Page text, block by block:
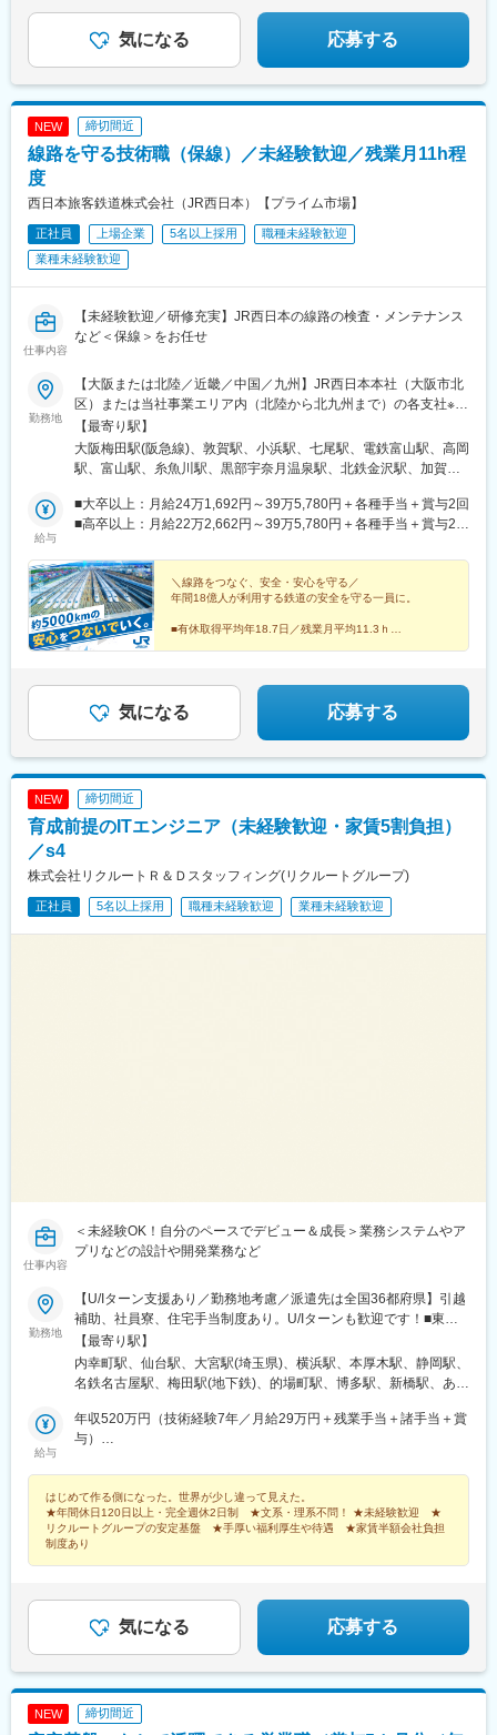
池山王駅、東池袋四丁目駅、西武新宿駅、六本木一丁目駅、日比
谷駅、西新宿五丁目駅、お台場海浜公園駅、永田町駅、参宮橋
駅、芝公園駅、田原町駅(東京都)、浅草橋駅、西大島駅、岩本町
日駅、平安通駅、大須観音駅、中洲川端駅、西鉄福岡駅、二本木
口駅、スタジアムシティノース駅、七ツ屋駅、足羽山公園口駅、
横川一丁目駅、袋町駅、バスセンター前駅、片原町駅(香川県)、高
気になる 応募する
NEW 締切間近
線路を守る技術職（保線）／未経験歓迎／残業月11h程
度
西日本旅客鉄道株式会社（JR西日本）【プライム市場】
正社員 上場企業 5名以上採用
職種未経験歓迎
業種未経験歓迎
仕事内容
【未経験歓迎／研修充実】JR西日本の線路の検査・メンテナンス
など＜保線＞をお任せ
勤務地
【大阪または北陸／近畿／中国／九州】JR西日本本社（大阪市北
区）または当社事業エリア内（北陸から北九州まで）の各支社※可
能な限り希望に沿って配属します※I・Uターン歓迎※受動喫煙対
策：敷地内喫煙可能場所あり■北陸新潟県（糸魚川）富山県（富
山、高岡）石川県（金沢、七尾、羽咋、白山、加賀）福井県（福
府（京都、福知山）大阪府（大阪、高槻、堺）兵庫県（神戸、明
石、姫路、加古川、豊岡、神崎郡神河町、丹波篠山）奈良県（奈
気郡和気町、笠岡、新見、総社、倉敷、津山）鳥取県（米子、鳥
取）島根県（松江、浜田、出雲）広島県（広島、福山、三原）山
口県（山口、周南、下関）■九州福岡県（福岡)
【最寄り駅】
大阪梅田駅(阪急線)、敦賀駅、小浜駅、七尾駅、電鉄富山駅、高岡
駅、富山駅、糸魚川駅、黒部宇奈月温泉駅、北鉄金沢駅、加賀笠
津駅(滋賀県)、米原駅、近江八幡駅、貴生川駅、堅田駅、近江今津
駅、近江塩津駅、京都駅、東野駅(京都府)、新田駅(京都府)、亀岡
(大阪府・阪急線)、西中島南方駅、尼崎駅(東海道本線)、川西池田
駅、天王寺駅、森ノ宮駅、京橋駅(大阪府)、四天王寺前夕陽ケ丘
駅、富木駅、日根野駅、王寺駅、木津駅(京都府)、津田駅、伊賀上
野駅、高田駅(奈良県)、兵庫駅、芦屋駅(東海道本線)、西明石駅、
姫路駅、加古川駅、西脇市駅、相生駅(兵庫県)、太市駅、和歌山
知山駅、綾部駅、篠山口駅、豊岡駅(兵庫県)、寺前駅、大阪阿部野
橋駅、ハーバーランド駅、瀬戸駅、和気駅、備前三門駅、津山
駅、茶屋町駅、倉敷駅、総社駅、新見駅、福山駅、笠岡駅、尾道
井駅、周防下郷駅、津和野駅、宇部新川駅、新下関駅、岡山駅、
新山口駅、博多駅、鳥取駅、倉吉駅、大田市駅、浜田駅、三次
駅、土橋駅(愛知県)、新神戸駅、新倉敷駅、西条駅(広島県)、清流
東向日駅、千里丘駅、玉川駅(大阪府)、中津駅(地下鉄)、川西能勢
口駅、大阪城公園駅、鳳駅、長滝駅、新王寺駅、大和高田駅、大
開駅、芦屋川駅、山陽姫路駅、田中口駅、神戸駅(兵庫県)、倉敷市
給与
■大卒以上：月給24万1,692円～39万5,780円＋各種手当＋賞与2回
■高卒以上：月給22万2,662円～39万5,780円＋各種手当＋賞与2回
なります※京阪神地区以外の勤務地の場合は、月給（大卒以上）
23万706円以上、月給（高卒以上）21万2,541円以上となります※
上記基本給と別途、諸手当として扶養・職務・時間外・通勤手当
等を支給します……入社時年収例……大卒、月15時間相当の時間
外労働手当、賞与5.3ヵ月分（2025年度）を含む・社会人経験 5
500万円程度～・社会人経験 15年：入社時年収 540万円程度～・
社会人経験 20年：入社時年収 590万円程度～・社会人経験 25
年：入社時年収 600万円程度～
＼線路をつなぐ、安全・安心を守る／
年間18億人が利用する鉄道の安全を守る一員に。
■有休取得平均年18.7日／残業月平均11.3ｈ
気になる 応募する
NEW 締切間近
育成前提のITエンジニア（未経験歓迎・家賃5割負担）
／s4
株式会社リクルートＲ＆Ｄスタッフィング(リクルートグループ)
正社員 5名以上採用 職種未経験歓迎 業種未経験歓迎
仕事内容
＜未経験OK！自分のペースでデビュー＆成長＞業務システムやア
プリなどの設計や開発業務など
勤務地
【U/Iターン支援あり／勤務地考慮／派遣先は全国36都府県】引越
補助、社員寮、住宅手当制度あり。U/Iターンも歓迎です！■東北
エリア／青森・岩手・宮城・秋田・山形・福島 ■関東エリア／東
京・埼玉・神奈川・千葉・茨城・栃木・群馬 ■北信越エリア／長
野・山梨・福井 ■東海エリア／静岡・愛知・三重・岐阜 ■関西エリ
岡山・山口・香川 ■九州エリア／福岡・長崎・熊本・佐賀・大
分・宮崎・鹿児島 ※転勤の可能性あり※受動喫煙対策：原則あり
【最寄り駅】
内幸町駅、仙台駅、大宮駅(埼玉県)、横浜駅、本厚木駅、静岡駅、
名鉄名古屋駅、梅田駅(地下鉄)、的場町駅、博多駅、新橋駅、あお
線)、稲荷町駅(広島県)、虎ノ門駅、仙台駅(地下鉄)、反町駅、日吉
町駅、名古屋駅、大阪梅田駅(阪急線)、猿猴橋町駅
給与
年収520万円（技術経験7年／月給29万円＋残業手当＋諸手当＋賞
与）
与）
はじめて作る側になった。世界が少し違って見えた。
★年間休日120日以上・完全週休2日制 ★文系・理系不問！ ★未経験歓迎 ★
リクルートグループの安定基盤 ★手厚い福利厚生や待遇 ★家賃半額会社負担
制度あり
気になる 応募する
NEW 締切間近